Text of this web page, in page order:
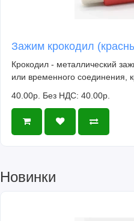
Зажим крокодил
Крокодил - металлический
или временного соединения,
40.00р. Без НДС: 40.00р.
Новинки